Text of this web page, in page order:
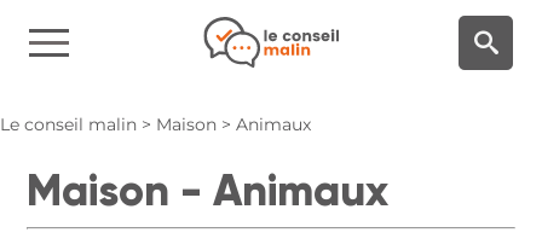
Le conseil malin > Maison > Animaux
Maison - Animaux